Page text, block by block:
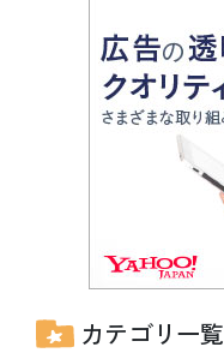
カテゴリ一覧